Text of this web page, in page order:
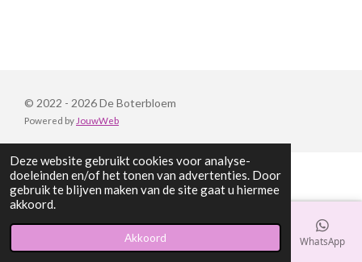
Deze website gebruikt cookies voor analyse-
doeleinden en/of het tonen van advertenties. Door
gebruik te blijven maken van de site gaat u hiermee
akkoord.
Akkoord
© 2022 - 2026 De Boterbloem
Powered by JouwWeb
Telefoonnummer WhatsApp